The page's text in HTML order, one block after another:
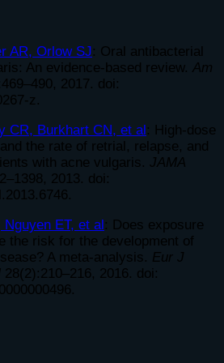
AR, Orlow SJ: Oral antibacterial
An evidence-based review. Am
2017. doi:
z.
CR, Burkhart CN, et al: High-dose
the rate of retrial, relapse, and
with acne vulgaris. JAMA
2013. doi:
ET, et al: Does exposure
the risk for the development of
A meta-analysis. Eur J
28(2):210–216, 2016. doi: